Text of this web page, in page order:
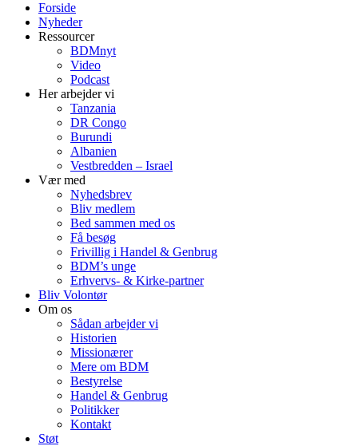
Forside
Nyheder
Ressourcer
BDMnyt
Video
Podcast
Her arbejder vi
Tanzania
DR Congo
Burundi
Albanien
Vestbredden – Israel
Vær med
Nyhedsbrev
Bliv medlem
Bed sammen med os
Få besøg
Frivillig i Handel & Genbrug
BDM’s unge
Erhvervs- & Kirke-partner
Bliv Volontør
Om os
Sådan arbejder vi
Historien
Missionærer
Mere om BDM
Bestyrelse
Handel & Genbrug
Politikker
Kontakt
Støt